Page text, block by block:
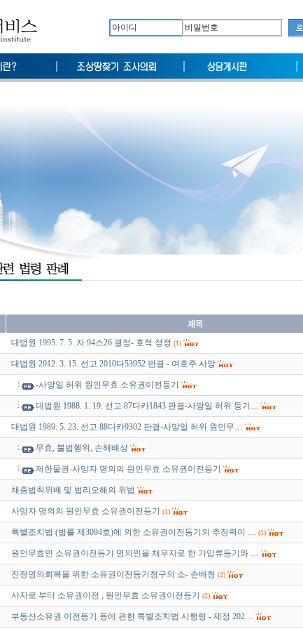
대법원 1995. 7. 5. 자 94스26 결정- 호적 정정 (1)
대법원 2012. 3. 15. 선고 2010다53952 판결 - 여호주 사망
-사망일 허위 원인무효 소유권이전등기
대법원 1988. 1. 19. 선고 87다카1843 판결-사망일 허위 등기…
대법원 1989. 5. 23. 선고 88다카9302 판결-사망일 허위 원인무…
무효, 불법행위, 손해배상
제한물권-사망자 명의의 원인무효 소유권이전등기
채증법칙위배 및 법리오해의 위법
사망자 명의의 원인무효 소유권이전등기 (1)
특별조치법 (법률 제3094호)에 의한 소유권이전등기의 추정력이 … (1)
원인무효인 소유권이전등기 명의인을 채무자로 한 가압류등기와 …
진정명의회복을 위한 소유권이전등기청구의 소- 손배청 (2)
사자로 부터 소유권이전 , 원인무효 소유권이전등기 (2)
부동산소유권 이전등기 등에 관한 특별조치법 시행령 - 제정 202…